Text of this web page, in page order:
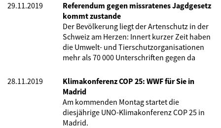
29.11.2019
Referendum gegen missratenes Jagdgesetz
kommt zustande
Der Bevölkerung liegt der Artenschutz in der
Schweiz am Herzen: Innert kurzer Zeit haben
die Umwelt- und Tierschutzorganisationen
mehr als 70 000 Unterschriften gegen da
28.11.2019
Klimakonferenz COP 25: WWF für Sie in
Madrid
Am kommenden Montag startet die
diesjährige UNO-Klimakonferenz COP 25 in
Madrid.